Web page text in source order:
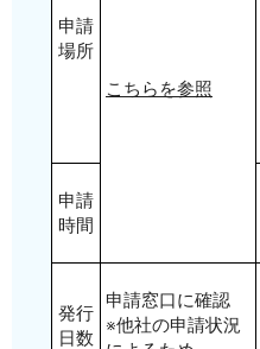
申請
場所
こちらを参照
申請
時間
発行
日数
申請窓口に確認
※他社の申請状況